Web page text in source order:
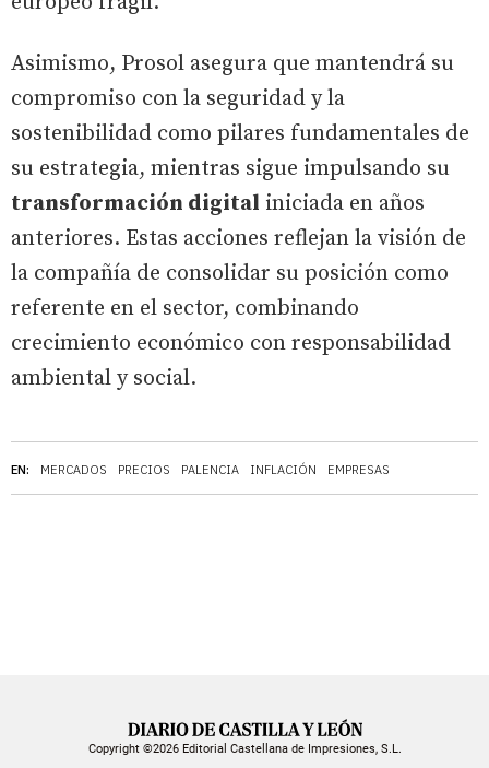
EN: MERCADOS PRECIOS PALENCIA INFLACIÓN EMPRESAS
Asimismo, Prosol asegura que mantendrá su
compromiso con la seguridad y la
sostenibilidad como pilares fundamentales de
su estrategia, mientras sigue impulsando su
transformación digital iniciada en años
anteriores. Estas acciones reflejan la visión de
la compañía de consolidar su posición como
referente en el sector, combinando
crecimiento económico con responsabilidad
ambiental y social.
Copyright ©2026 Editorial Castellana de Impresiones, S.L.